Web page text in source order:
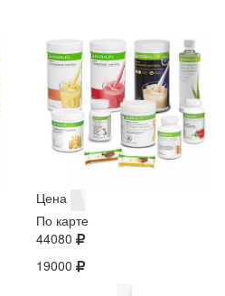
Цена
По карте
44080
19000